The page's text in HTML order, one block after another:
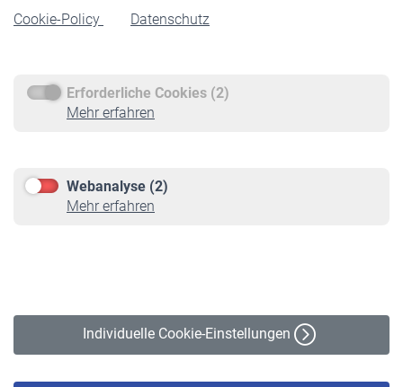
Cookie-Policy
Datenschutz
Erforderliche Cookies (2)
Mehr erfahren
Webanalyse (2)
Mehr erfahren
Individuelle Cookie-Einstellungen
Rente beantragen
Service
Informationen
Online-Rechner
VBLnewsletter
Erklärung zur Barrierefreiheit